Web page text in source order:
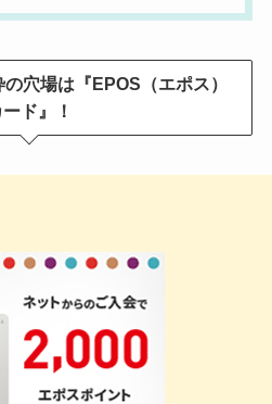
穴場は『EPOS（エポス）
ード』！